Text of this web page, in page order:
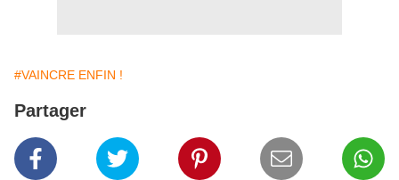
#VAINCRE ENFIN !
Partager